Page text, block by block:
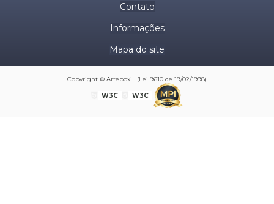
Contato
Informações
Mapa do site
Copyright © Artepoxi . (Lei 9610 de 19/02/1998)
W3C W3C